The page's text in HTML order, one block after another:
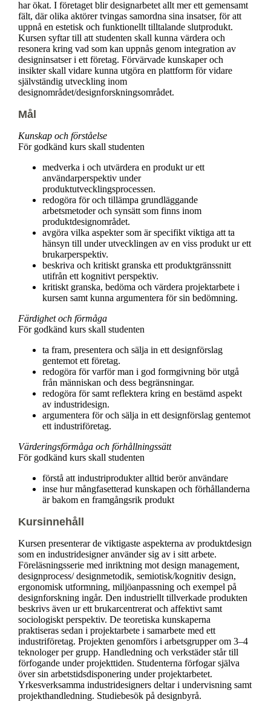
har ökat. I företaget blir designarbetet allt mer ett gemensamt
fält, där olika aktörer tvingas samordna sina insatser, för att
uppnå en estetisk och funktionellt tilltalande slutprodukt.
Kursen syftar till att studenten skall kunna värdera och
resonera kring vad som kan uppnås genom integration av
designinsatser i ett företag. Förvärvade kunskaper och
insikter skall vidare kunna utgöra en plattform för vidare
självständig utveckling inom
designområdet/designforskningsområdet.
Mål
Kunskap och förståelse
För godkänd kurs skall studenten
medverka i och utvärdera en produkt ur ett
användarperspektiv under
produktutvecklingsprocessen.
redogöra för och tillämpa grundläggande
arbetsmetoder och synsätt som finns inom
produktdesignområdet.
avgöra vilka aspekter som är specifikt viktiga att ta
hänsyn till under utvecklingen av en viss produkt ur ett
brukarperspektiv.
beskriva och kritiskt granska ett produktgränssnitt
utifrån ett kognitivt perspektiv.
kritiskt granska, bedöma och värdera projektarbete i
kursen samt kunna argumentera för sin bedömning.
Färdighet och förmåga
För godkänd kurs skall studenten
ta fram, presentera och sälja in ett designförslag
gentemot ett företag.
redogöra för varför man i god formgivning bör utgå
från människan och dess begränsningar.
redogöra för samt reflektera kring en bestämd aspekt
av industridesign.
argumentera för och sälja in ett designförslag gentemot
ett industriföretag.
Värderingsförmåga och förhållningssätt
För godkänd kurs skall studenten
förstå att industriprodukter alltid berör användare
inse hur mångfasetterad kunskapen och förhållanderna
är bakom en framgångsrik produkt
Kursinnehåll
Kursen presenterar de viktigaste aspekterna av produktdesign
som en industridesigner använder sig av i sitt arbete.
Föreläsningsserie med inriktning mot design management,
designprocess/ designmetodik, semiotisk/kognitiv design,
ergonomisk utformning, miljöanpassning och exempel på
designforskning ingår. Den industriellt tillverkade produkten
beskrivs även ur ett brukarcentrerat och affektivt samt
sociologiskt perspektiv. De teoretiska kunskaperna
praktiseras sedan i projektarbete i samarbete med ett
industriföretag. Projekten genomförs i arbetsgrupper om 3–4
teknologer per grupp. Handledning och verkstäder står till
förfogande under projekttiden. Studenterna förfogar själva
över sin arbetstidsdisponering under projektarbetet.
Yrkesverksamma industridesigners deltar i undervisning samt
projekthandledning. Studiebesök på designbyrå.